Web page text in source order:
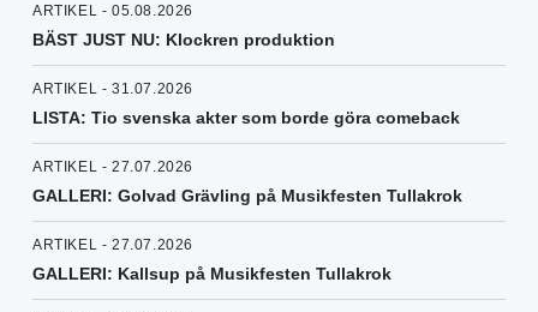
ARTIKEL - 05.08.2026
BÄST JUST NU: Klockren produktion
ARTIKEL - 31.07.2026
LISTA: Tio svenska akter som borde göra comeback
ARTIKEL - 27.07.2026
GALLERI: Golvad Grävling på Musikfesten Tullakrok
ARTIKEL - 27.07.2026
GALLERI: Kallsup på Musikfesten Tullakrok